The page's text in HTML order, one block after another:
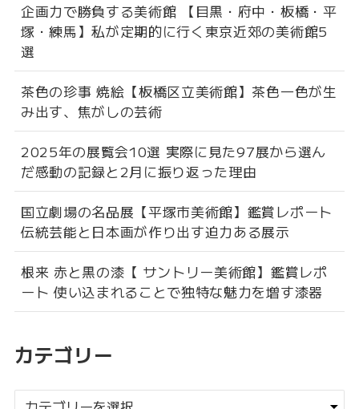
企画力で勝負する美術館 【目黒・府中・板橋・平
塚・練馬】私が定期的に行く東京近郊の美術館5
選
茶色の珍事 焼絵【板橋区立美術館】茶色一色が生
み出す、焦がしの芸術
2025年の展覧会10選 実際に見た97展から選ん
だ感動の記録と2月に振り返った理由
国立劇場の名品展【平塚市美術館】鑑賞レポート
伝統芸能と日本画が作り出す迫力ある展示
根来 赤と黒の漆【 サントリー美術館】鑑賞レポ
ート 使い込まれることで独特な魅力を増す漆器
カテゴリー